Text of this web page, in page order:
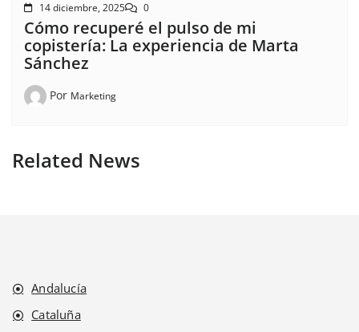
Related News
14 diciembre, 2025 0
Cómo recuperé el pulso de mi
copistería: La experiencia de Marta
Sánchez
Por Marketing
Andalucía
Cataluña